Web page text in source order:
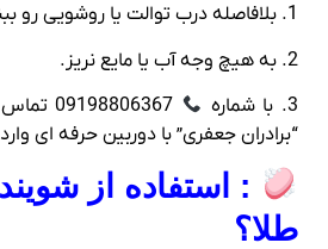
1. بلافاصله درب توالت یا روشویی رو ببند.
2. به هیچ وجه آب یا مایع نریز.
3. با شماره
“برادران جعفری” با دوربین حرفه‌ ای
: استفاده از
طلا؟